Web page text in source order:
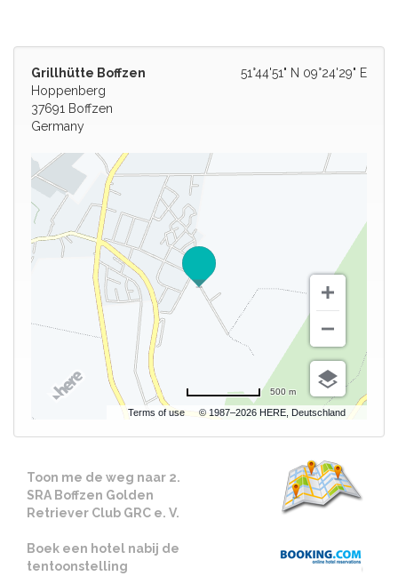
51°44'51" N 09°24'29" E
Grillhütte Boffzen
Hoppenberg
37691 Boffzen
Germany
Terms of use © 1987–2026 HERE, Deutschland
500 m
Toon me de weg naar 2.
SRA Boffzen Golden
Retriever Club GRC e. V.
Boek een hotel nabij de
tentoonstelling